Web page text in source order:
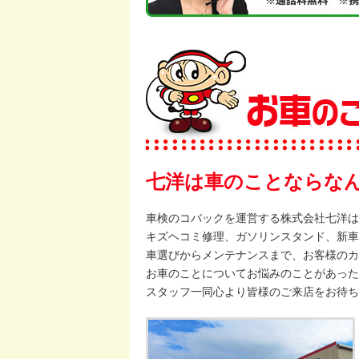
七洋は車のことならな
車検のコバックを運営する株式会社七洋
キズヘコミ修理、ガソリンスタンド、新
車選びからメンテナンスまで、お客様の
お車のことについてお悩みのことがあっ
スタッフ一同心より皆様のご来店をお待